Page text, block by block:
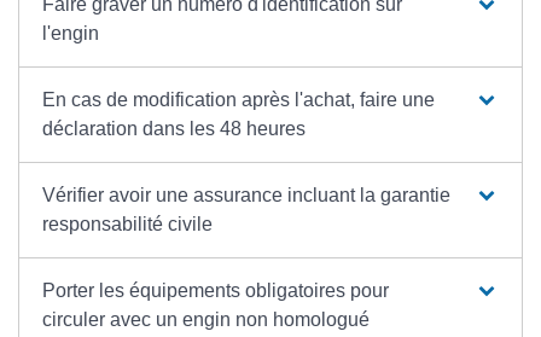
Faire graver un numéro d'identification sur
l'engin
En cas de modification après l'achat, faire une
déclaration dans les 48 heures
Vérifier avoir une assurance incluant la garantie
responsabilité civile
Porter les équipements obligatoires pour
circuler avec un engin non homologué